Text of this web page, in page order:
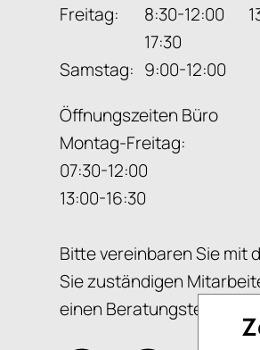
Freitag:
8:30-12:00
17:30
Samstag: 9:00-12:00
Öffnungszeiten Büro
Montag-Freitag:
07:30-12:00
13:00-16:30
Bitte vereinbaren Sie mit
Sie zuständigen
einen Beratungstermin.